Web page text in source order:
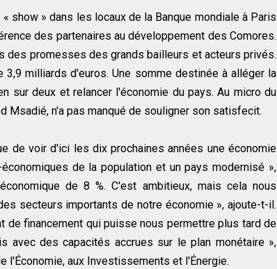
show » dans les locaux de la Banque mondiale à Paris
des partenaires au développement des Comores.
des promesses des grands bailleurs et acteurs privés.
milliards d'euros. Une somme destinée à alléger la
sur deux et relancer l'économie du pays. Au micro du
Msadié, n'a pas manqué de souligner son satisfecit.
de voir d'ici les dix prochaines années une économie
de la population et un pays modernisé »,
de 8 %. C'est ambitieux, mais cela nous
secteurs importants de notre économie », ajoute-t-il.
de financement qui puisse nous permettre plus tard de
avec des capacités accrues sur le plan monétaire »,
l'Économie, aux Investissements et l'Énergie.